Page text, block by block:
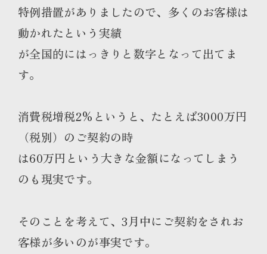
特例措置がありましたので、多くのお客様は
動かれたという実績
が全国的にはっきりと数字となって出てま
す。
消費税増税2%というと、たとえば3000万円
（税別）のご契約の時
は60万円という大きな金額になってしまう
のも現実です。
そのことを考えて、3月中にご契約をされお
客様が多いのが事実です。